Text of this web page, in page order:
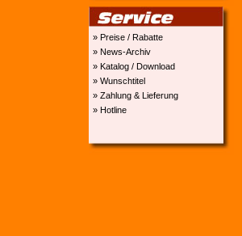
» Preise / Rabatte
» News-Archiv
» Katalog / Download
» Wunschtitel
» Zahlung & Lieferung
» Hotline